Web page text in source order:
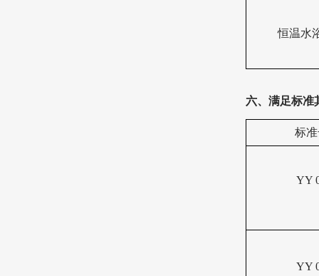
恒温水
六、满足标准
标
YY
YY